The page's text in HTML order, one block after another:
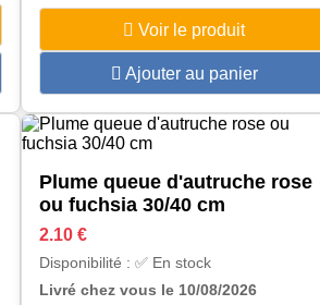
Voir le produit
Ajouter au panier
Plume queue d'autruche rose
ou fuchsia 30/40 cm
2.10 €
Disponibilité : ✅ En stock
Livré chez vous le 10/08/2026